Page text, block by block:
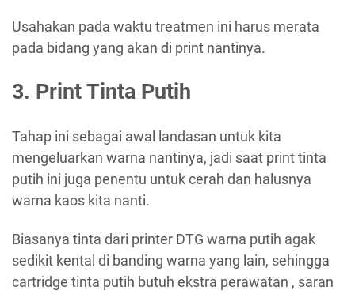
Usahakan pada waktu treatmen ini harus merata
pada bidang yang akan di print nantinya.
3. Print Tinta Putih
Tahap ini sebagai awal landasan untuk kita
mengeluarkan warna nantinya, jadi saat print tinta
putih ini juga penentu untuk cerah dan halusnya
warna kaos kita nanti.
Biasanya tinta dari printer DTG warna putih agak
sedikit kental di banding warna yang lain, sehingga
cartridge tinta putih butuh ekstra perawatan , saran